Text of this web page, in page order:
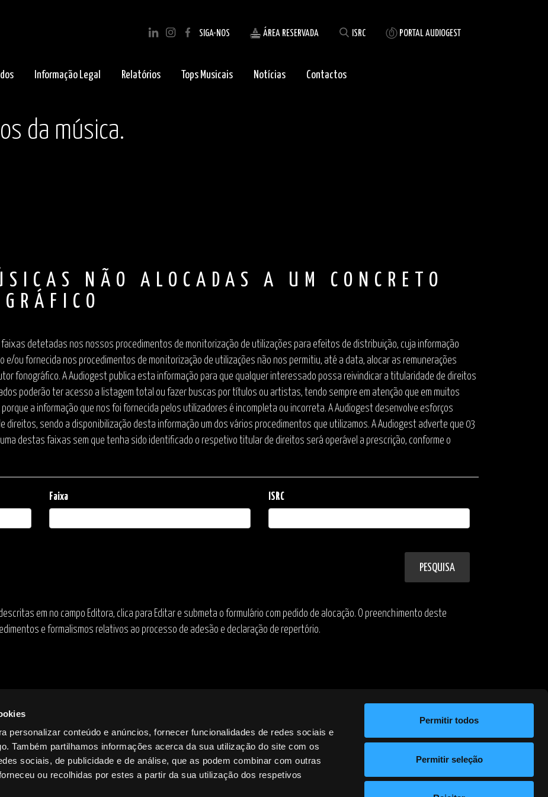
personalizar conteúdo e anúncios, fornecer funcionalidades de redes sociais e
Também partilhamos informações acerca da sua utilização do site com os
sociais, de publicidade e de análise, que as podem combinar com outras
ou recolhidas por estes a partir da sua utilização dos respetivos
Permitir todos
Permitir seleção
SIGA-NOS ÁREA RESERVADA ISRC PORTAL AUDIOGEST
Informação Legal Relatórios Tops Musicais Notícias Contactos
da música.
NÃO ALOCADAS A UM CONCRETO
detetadas nos nossos procedimentos de monitorização de utilizações para efeitos de distribuição, cuja informação
e/ou fornecida nos procedimentos de monitorização de utilizações não nos permitiu, até a data, alocar as remunerações
fonográfico. A Audiogest publica esta informação para que qualquer interessado possa reivindicar a titularidade de direitos
poderão ter acesso a listagem total ou fazer buscas por títulos ou artistas, tendo sempre em atenção que em muitos
a informação que nos foi fornecida pelos utilizadores é incompleta ou incorreta. A Audiogest desenvolve esforços
sendo a disponibilização desta informação um dos vários procedimentos que utilizamos. A Audiogest adverte que 03
destas faixas sem que tenha sido identificado o respetivo titular de direitos será operável a prescrição, conforme o
Faixa ISRC
PESQUISA
em no campo Editora, clica para Editar e submeta o formulário com pedido de alocação. O preenchimento deste
e formalismos relativos ao processo de adesão e declaração de repertório.
MOSTRAR TODOS
ANO DURAÇÃO EDITORA EDITAR